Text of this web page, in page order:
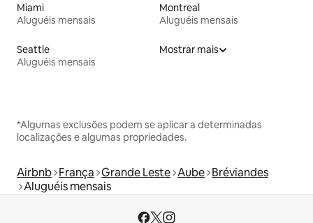
Miami
Aluguéis mensais
Montreal
Aluguéis mensais
Seattle
Aluguéis mensais
Mostrar mais
*Algumas exclusões podem se aplicar a determinadas
localizações e algumas propriedades.
Airbnb França Grande Leste Aube Bréviandes
Aluguéis mensais